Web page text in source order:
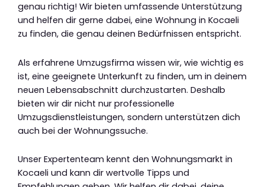
genau richtig! Wir bieten umfassende Unterstützung
und helfen dir gerne dabei, eine Wohnung in Kocaeli
zu finden, die genau deinen Bedürfnissen entspricht.
Als erfahrene Umzugsfirma wissen wir, wie wichtig es
ist, eine geeignete Unterkunft zu finden, um in deinem
neuen Lebensabschnitt durchzustarten. Deshalb
bieten wir dir nicht nur professionelle
Umzugsdienstleistungen, sondern unterstützen dich
auch bei der Wohnungssuche.
Unser Expertenteam kennt den Wohnungsmarkt in
Kocaeli und kann dir wertvolle Tipps und